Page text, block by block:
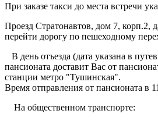
При заказе такси до места встречи
Проезд Стратонавтов, дом 7, корп.2,
перейти дорогу по пешеходному
В день отъезда (дата указана в
пансионата доставит Вас от
станции метро "Тушинская".
Время отправления от пансионата в
На общественном транспорте: